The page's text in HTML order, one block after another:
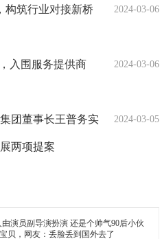
2024-03-06
构筑行业对接新桥
2024-03-06
入围服务提供商
2024-03-05
团董事长王普务实
两项提案